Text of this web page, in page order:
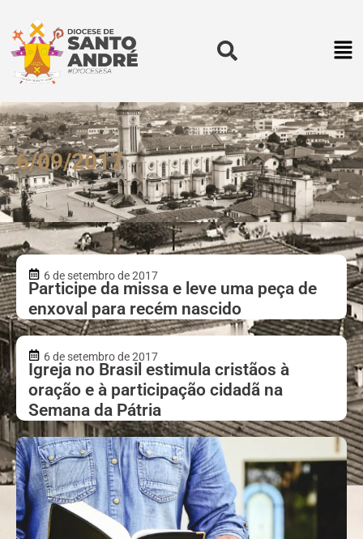
6/09/2017
6 de setembro de 2017
Participe da missa e leve uma peça de
enxoval para recém nascido
6 de setembro de 2017
Igreja no Brasil estimula cristãos à
oração e à participação cidadã na
Semana da Pátria